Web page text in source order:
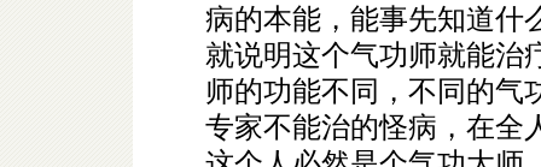
病的本能，能事先知道什
就说明这个气功师就能治
师的功能不同，不同的气
专家不能治的怪病，在全